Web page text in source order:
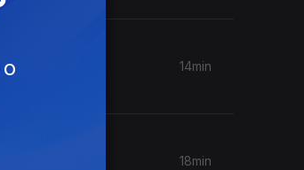
14min
18min